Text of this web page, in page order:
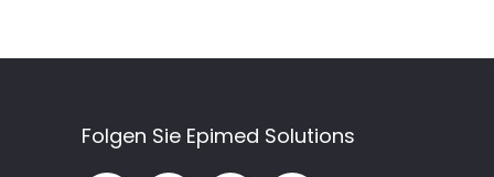
Folgen Sie Epimed Solutions